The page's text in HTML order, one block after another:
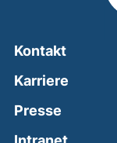
Kontakt
Karriere
Presse